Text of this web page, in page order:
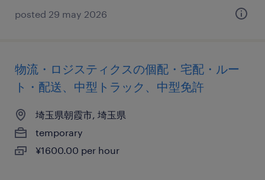
posted 29 may 2026
物流・ロジスティクスの個配・宅配・ルー
ト・配送、中型トラック、中型免許
埼玉県朝霞市, 埼玉県
temporary
¥1600.00 per hour